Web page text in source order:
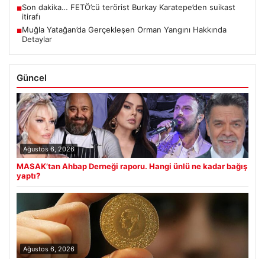
■Son dakika… FETÖ’cü terörist Burkay Karatepe’den suikast
itirafı
■Muğla Yatağan’da Gerçekleşen Orman Yangını Hakkında
Detaylar
Güncel
Ağustos 6, 2026
MASAK’tan Ahbap Derneği raporu. Hangi ünlü ne kadar bağış
yaptı?
Ağustos 6, 2026